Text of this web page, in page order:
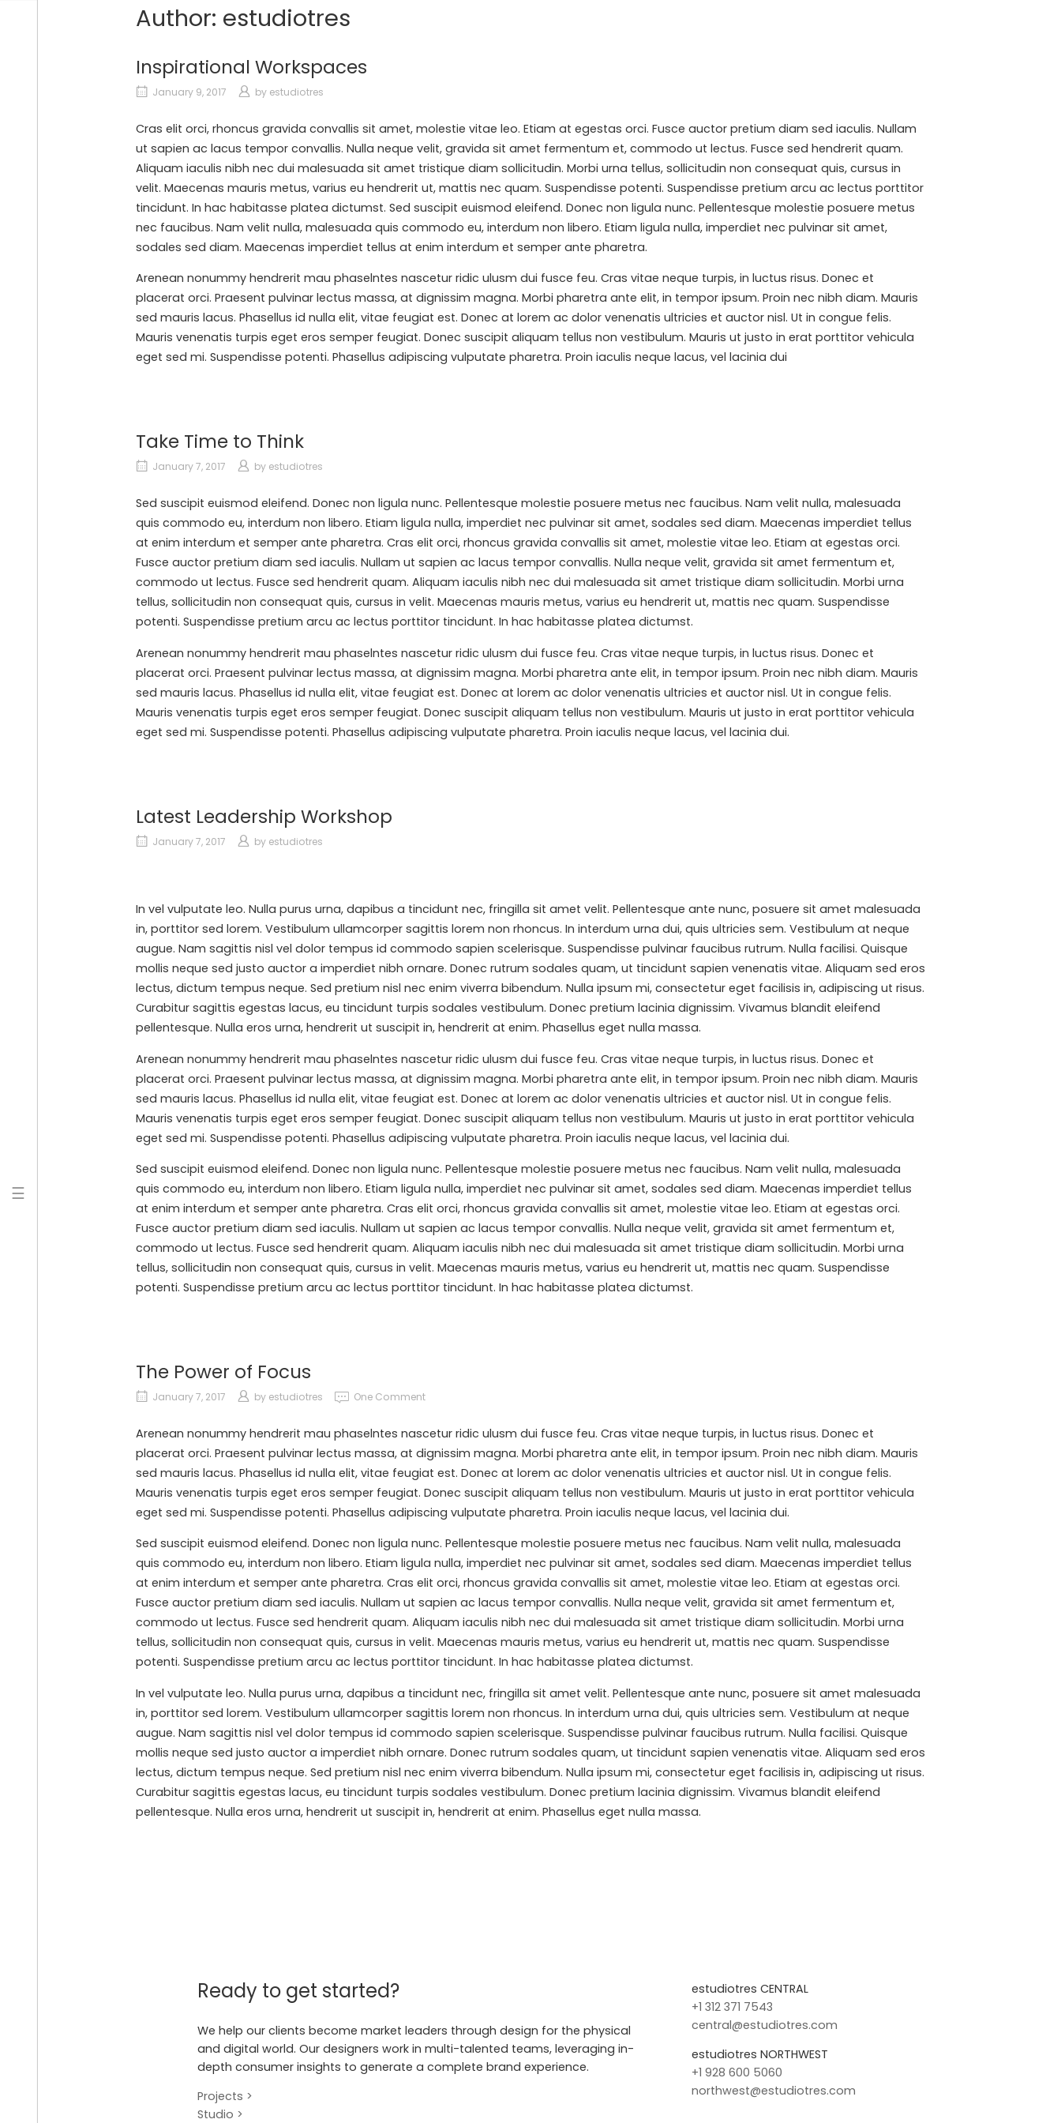
central@estudiotres.com
northwest@estudiotres.com
☰
Author: estudiotres
Inspirational Workspaces
January 9, 2017 by estudiotres
Cras elit orci, rhoncus gravida convallis sit amet, molestie vitae leo. Etiam at egestas orci. Fusce auctor pretium diam sed iaculis. Nullam
ut sapien ac lacus tempor convallis. Nulla neque velit, gravida sit amet fermentum et, commodo ut lectus. Fusce sed hendrerit quam.
Aliquam iaculis nibh nec dui malesuada sit amet tristique diam sollicitudin. Morbi urna tellus, sollicitudin non consequat quis, cursus in
velit. Maecenas mauris metus, varius eu hendrerit ut, mattis nec quam. Suspendisse potenti. Suspendisse pretium arcu ac lectus porttitor
tincidunt. In hac habitasse platea dictumst. Sed suscipit euismod eleifend. Donec non ligula nunc. Pellentesque molestie posuere metus
nec faucibus. Nam velit nulla, malesuada quis commodo eu, interdum non libero. Etiam ligula nulla, imperdiet nec pulvinar sit amet,
sodales sed diam. Maecenas imperdiet tellus at enim interdum et semper ante pharetra.
Arenean nonummy hendrerit mau phaselntes nascetur ridic ulusm dui fusce feu. Cras vitae neque turpis, in luctus risus. Donec et
placerat orci. Praesent pulvinar lectus massa, at dignissim magna. Morbi pharetra ante elit, in tempor ipsum. Proin nec nibh diam. Mauris
sed mauris lacus. Phasellus id nulla elit, vitae feugiat est. Donec at lorem ac dolor venenatis ultricies et auctor nisl. Ut in congue felis.
Mauris venenatis turpis eget eros semper feugiat. Donec suscipit aliquam tellus non vestibulum. Mauris ut justo in erat porttitor vehicula
eget sed mi. Suspendisse potenti. Phasellus adipiscing vulputate pharetra. Proin iaculis neque lacus, vel lacinia dui
Take Time to Think
January 7, 2017 by estudiotres
Sed suscipit euismod eleifend. Donec non ligula nunc. Pellentesque molestie posuere metus nec faucibus. Nam velit nulla, malesuada
quis commodo eu, interdum non libero. Etiam ligula nulla, imperdiet nec pulvinar sit amet, sodales sed diam. Maecenas imperdiet tellus
at enim interdum et semper ante pharetra. Cras elit orci, rhoncus gravida convallis sit amet, molestie vitae leo. Etiam at egestas orci.
Fusce auctor pretium diam sed iaculis. Nullam ut sapien ac lacus tempor convallis. Nulla neque velit, gravida sit amet fermentum et,
commodo ut lectus. Fusce sed hendrerit quam. Aliquam iaculis nibh nec dui malesuada sit amet tristique diam sollicitudin. Morbi urna
tellus, sollicitudin non consequat quis, cursus in velit. Maecenas mauris metus, varius eu hendrerit ut, mattis nec quam. Suspendisse
potenti. Suspendisse pretium arcu ac lectus porttitor tincidunt. In hac habitasse platea dictumst.
Arenean nonummy hendrerit mau phaselntes nascetur ridic ulusm dui fusce feu. Cras vitae neque turpis, in luctus risus. Donec et
placerat orci. Praesent pulvinar lectus massa, at dignissim magna. Morbi pharetra ante elit, in tempor ipsum. Proin nec nibh diam. Mauris
sed mauris lacus. Phasellus id nulla elit, vitae feugiat est. Donec at lorem ac dolor venenatis ultricies et auctor nisl. Ut in congue felis.
Mauris venenatis turpis eget eros semper feugiat. Donec suscipit aliquam tellus non vestibulum. Mauris ut justo in erat porttitor vehicula
eget sed mi. Suspendisse potenti. Phasellus adipiscing vulputate pharetra. Proin iaculis neque lacus, vel lacinia dui.
Latest Leadership Workshop
January 7, 2017 by estudiotres
In vel vulputate leo. Nulla purus urna, dapibus a tincidunt nec, fringilla sit amet velit. Pellentesque ante nunc, posuere sit amet malesuada
in, porttitor sed lorem. Vestibulum ullamcorper sagittis lorem non rhoncus. In interdum urna dui, quis ultricies sem. Vestibulum at neque
augue. Nam sagittis nisl vel dolor tempus id commodo sapien scelerisque. Suspendisse pulvinar faucibus rutrum. Nulla facilisi. Quisque
mollis neque sed justo auctor a imperdiet nibh ornare. Donec rutrum sodales quam, ut tincidunt sapien venenatis vitae. Aliquam sed eros
lectus, dictum tempus neque. Sed pretium nisl nec enim viverra bibendum. Nulla ipsum mi, consectetur eget facilisis in, adipiscing ut risus.
Curabitur sagittis egestas lacus, eu tincidunt turpis sodales vestibulum. Donec pretium lacinia dignissim. Vivamus blandit eleifend
pellentesque. Nulla eros urna, hendrerit ut suscipit in, hendrerit at enim. Phasellus eget nulla massa.
Arenean nonummy hendrerit mau phaselntes nascetur ridic ulusm dui fusce feu. Cras vitae neque turpis, in luctus risus. Donec et
placerat orci. Praesent pulvinar lectus massa, at dignissim magna. Morbi pharetra ante elit, in tempor ipsum. Proin nec nibh diam. Mauris
sed mauris lacus. Phasellus id nulla elit, vitae feugiat est. Donec at lorem ac dolor venenatis ultricies et auctor nisl. Ut in congue felis.
Mauris venenatis turpis eget eros semper feugiat. Donec suscipit aliquam tellus non vestibulum. Mauris ut justo in erat porttitor vehicula
eget sed mi. Suspendisse potenti. Phasellus adipiscing vulputate pharetra. Proin iaculis neque lacus, vel lacinia dui.
Sed suscipit euismod eleifend. Donec non ligula nunc. Pellentesque molestie posuere metus nec faucibus. Nam velit nulla, malesuada
quis commodo eu, interdum non libero. Etiam ligula nulla, imperdiet nec pulvinar sit amet, sodales sed diam. Maecenas imperdiet tellus
at enim interdum et semper ante pharetra. Cras elit orci, rhoncus gravida convallis sit amet, molestie vitae leo. Etiam at egestas orci.
Fusce auctor pretium diam sed iaculis. Nullam ut sapien ac lacus tempor convallis. Nulla neque velit, gravida sit amet fermentum et,
commodo ut lectus. Fusce sed hendrerit quam. Aliquam iaculis nibh nec dui malesuada sit amet tristique diam sollicitudin. Morbi urna
tellus, sollicitudin non consequat quis, cursus in velit. Maecenas mauris metus, varius eu hendrerit ut, mattis nec quam. Suspendisse
potenti. Suspendisse pretium arcu ac lectus porttitor tincidunt. In hac habitasse platea dictumst.
The Power of Focus
January 7, 2017 by estudiotres One Comment
Arenean nonummy hendrerit mau phaselntes nascetur ridic ulusm dui fusce feu. Cras vitae neque turpis, in luctus risus. Donec et
placerat orci. Praesent pulvinar lectus massa, at dignissim magna. Morbi pharetra ante elit, in tempor ipsum. Proin nec nibh diam. Mauris
sed mauris lacus. Phasellus id nulla elit, vitae feugiat est. Donec at lorem ac dolor venenatis ultricies et auctor nisl. Ut in congue felis.
Mauris venenatis turpis eget eros semper feugiat. Donec suscipit aliquam tellus non vestibulum. Mauris ut justo in erat porttitor vehicula
eget sed mi. Suspendisse potenti. Phasellus adipiscing vulputate pharetra. Proin iaculis neque lacus, vel lacinia dui.
Sed suscipit euismod eleifend. Donec non ligula nunc. Pellentesque molestie posuere metus nec faucibus. Nam velit nulla, malesuada
quis commodo eu, interdum non libero. Etiam ligula nulla, imperdiet nec pulvinar sit amet, sodales sed diam. Maecenas imperdiet tellus
at enim interdum et semper ante pharetra. Cras elit orci, rhoncus gravida convallis sit amet, molestie vitae leo. Etiam at egestas orci.
Fusce auctor pretium diam sed iaculis. Nullam ut sapien ac lacus tempor convallis. Nulla neque velit, gravida sit amet fermentum et,
commodo ut lectus. Fusce sed hendrerit quam. Aliquam iaculis nibh nec dui malesuada sit amet tristique diam sollicitudin. Morbi urna
tellus, sollicitudin non consequat quis, cursus in velit. Maecenas mauris metus, varius eu hendrerit ut, mattis nec quam. Suspendisse
potenti. Suspendisse pretium arcu ac lectus porttitor tincidunt. In hac habitasse platea dictumst.
In vel vulputate leo. Nulla purus urna, dapibus a tincidunt nec, fringilla sit amet velit. Pellentesque ante nunc, posuere sit amet malesuada
in, porttitor sed lorem. Vestibulum ullamcorper sagittis lorem non rhoncus. In interdum urna dui, quis ultricies sem. Vestibulum at neque
augue. Nam sagittis nisl vel dolor tempus id commodo sapien scelerisque. Suspendisse pulvinar faucibus rutrum. Nulla facilisi. Quisque
mollis neque sed justo auctor a imperdiet nibh ornare. Donec rutrum sodales quam, ut tincidunt sapien venenatis vitae. Aliquam sed eros
lectus, dictum tempus neque. Sed pretium nisl nec enim viverra bibendum. Nulla ipsum mi, consectetur eget facilisis in, adipiscing ut risus.
Curabitur sagittis egestas lacus, eu tincidunt turpis sodales vestibulum. Donec pretium lacinia dignissim. Vivamus blandit eleifend
pellentesque. Nulla eros urna, hendrerit ut suscipit in, hendrerit at enim. Phasellus eget nulla massa.
Ready to get started?
We help our clients become market leaders through design for the physical
and digital world. Our designers work in multi-talented teams, leveraging in-
depth consumer insights to generate a complete brand experience.
Projects >
Studio >
estudiotres CENTRAL
+1 312 371 7543
central@estudiotres.com
estudiotres NORTHWEST
+1 928 600 5060
northwest@estudiotres.com